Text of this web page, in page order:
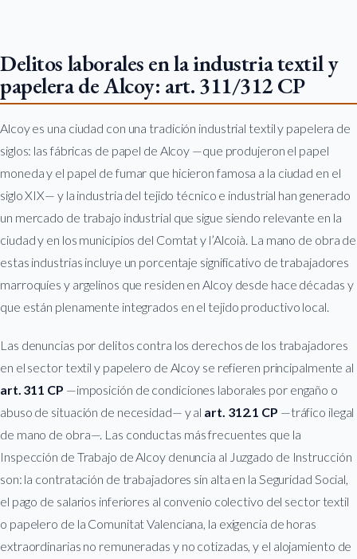
Delitos laborales en la industria textil y
papelera de Alcoy: art. 311/312 CP
Alcoy es una ciudad con una tradición industrial textil y papelera de
siglos: las fábricas de papel de Alcoy —que produjeron el papel
moneda y el papel de fumar que hicieron famosa a la ciudad en el
siglo XIX— y la industria del tejido técnico e industrial han generado
un mercado de trabajo industrial que sigue siendo relevante en la
ciudad y en los municipios del Comtat y l’Alcoià. La mano de obra de
estas industrias incluye un porcentaje significativo de trabajadores
marroquíes y argelinos que residen en Alcoy desde hace décadas y
que están plenamente integrados en el tejido productivo local.
Las denuncias por delitos contra los derechos de los trabajadores
en el sector textil y papelero de Alcoy se refieren principalmente al
art. 311 CP —imposición de condiciones laborales por engaño o
abuso de situación de necesidad— y al art. 312.1 CP —tráfico ilegal
de mano de obra—. Las conductas más frecuentes que la
Inspección de Trabajo de Alcoy denuncia al Juzgado de Instrucción
son: la contratación de trabajadores sin alta en la Seguridad Social,
el pago de salarios inferiores al convenio colectivo del sector textil
o papelero de la Comunitat Valenciana, la exigencia de horas
extraordinarias no remuneradas y no cotizadas, y el alojamiento de